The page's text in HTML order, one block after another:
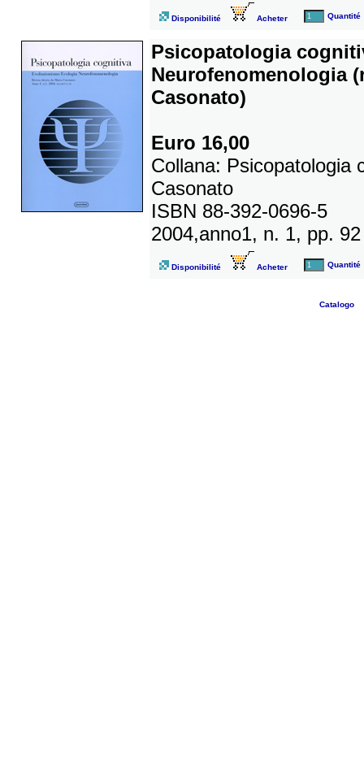
Disponibilité Acheter Quantité
Psicopatologia
Neurofenomenologia
Casonato)
Euro 16,00
Collana: Psicopatologia
Casonato
ISBN 88-392-0696-5
2004,anno1, n. 1, pp. 92
Disponibilité Acheter Quantité
Catalogo